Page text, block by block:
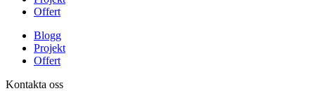
Offert
Blogg
Projekt
Offert
Kontakta oss